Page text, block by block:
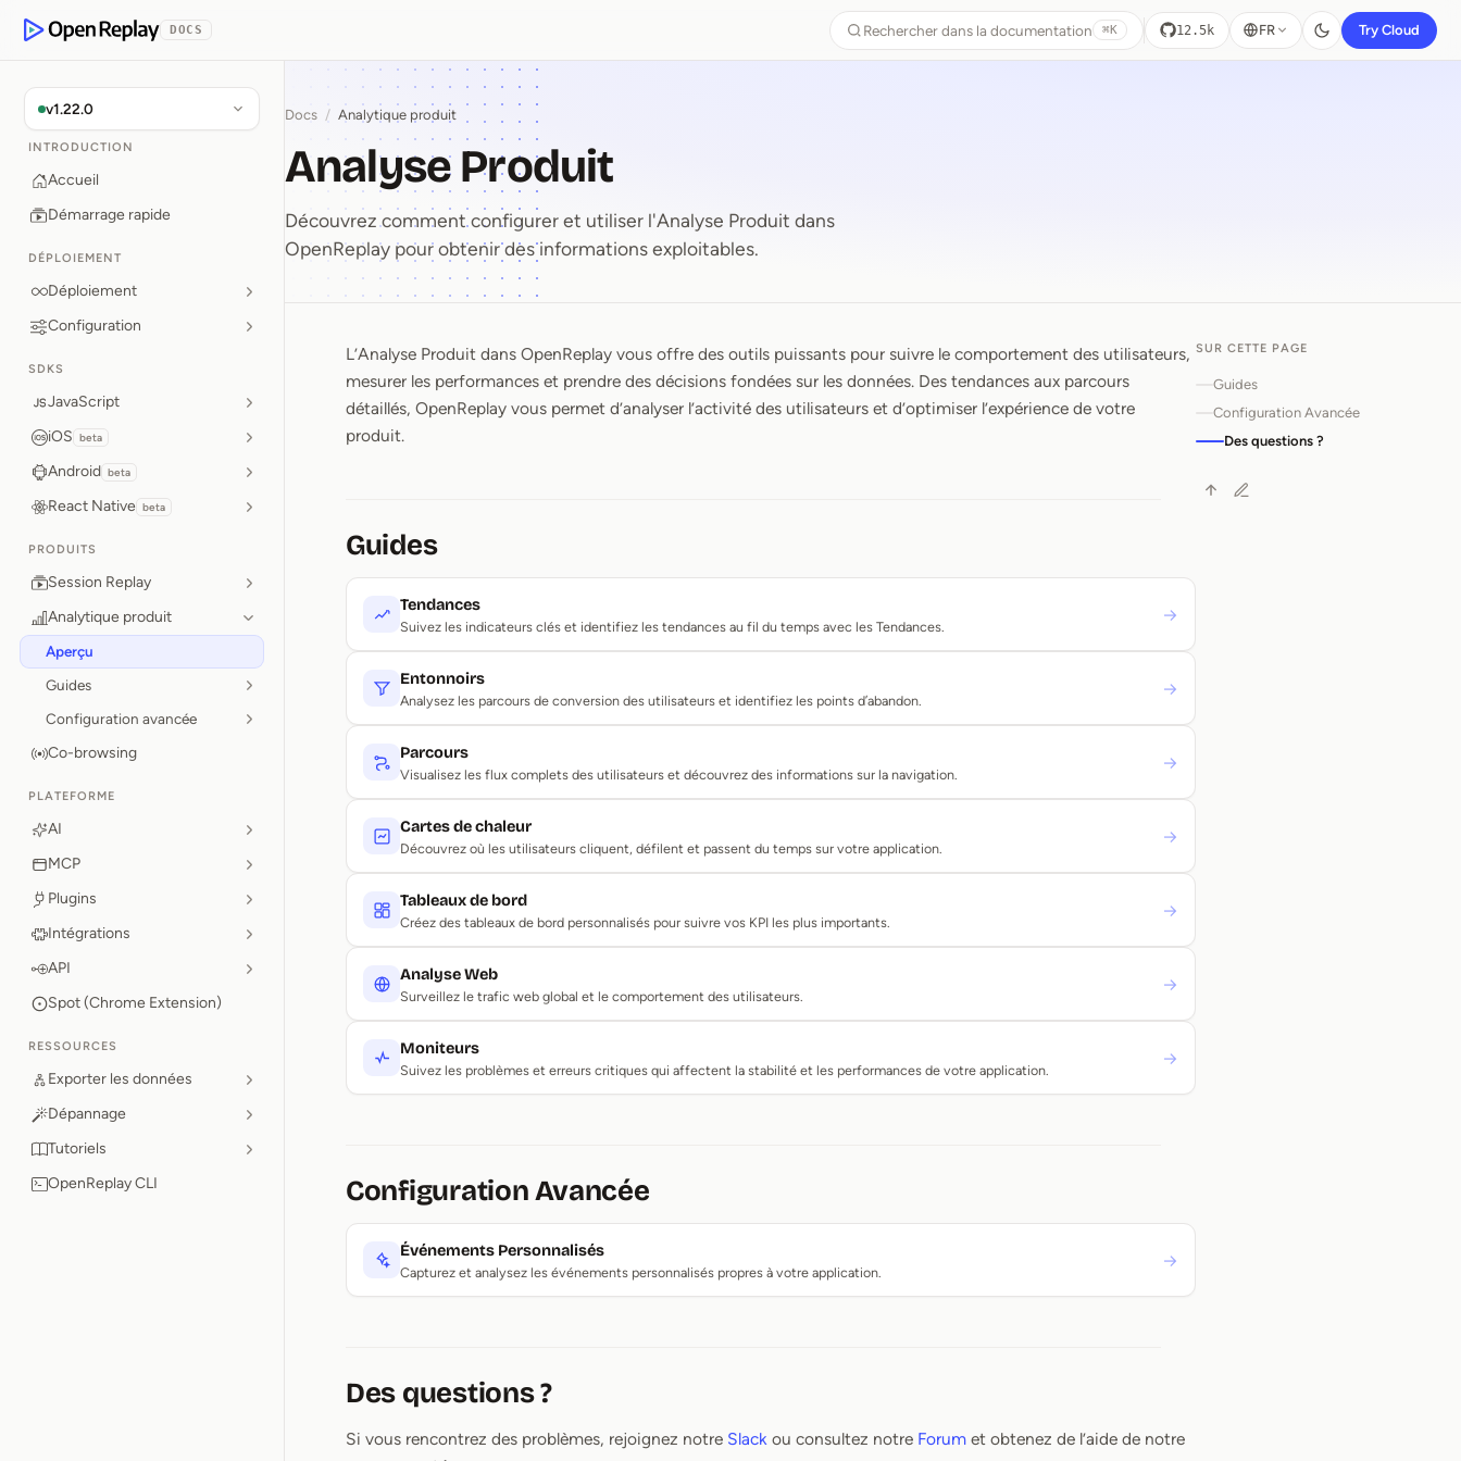
OpenReplay
DOCS Rechercher dans la documentation ⌘K 12.5k FR Try Cloud
v1.22.0
INTRODUCTION
Accueil
Démarrage rapide
DÉPLOIEMENT
Déploiement
Configuration
SDKS
JavaScript
iOS beta
Android beta
React Native beta
PRODUITS
Session Replay
Analytique produit
Aperçu
Guides
Configuration avancée
Co-browsing
PLATEFORME
AI
MCP
Plugins
Intégrations
API
Spot (Chrome Extension)
RESSOURCES
Exporter les données
Dépannage
Tutoriels
OpenReplay CLI
Docs / Analytique produit
Analyse Produit
Découvrez comment configurer et utiliser l'Analyse Produit dans
OpenReplay pour obtenir des informations exploitables.
Analyse Produit
L’Analyse Produit dans OpenReplay vous offre des outils puissants pour suivre le comportement des utilisateurs,
mesurer les performances et prendre des décisions fondées sur les données. Des tendances aux parcours
détaillés, OpenReplay vous permet d’analyser l’activité des utilisateurs et d’optimiser l’expérience de votre
produit.
Guides
Tendances
Suivez les indicateurs clés et identifiez les tendances au fil du temps avec les Tendances.
→
Entonnoirs
Analysez les parcours de conversion des utilisateurs et identifiez les points d’abandon.
→
Parcours
Visualisez les flux complets des utilisateurs et découvrez des informations sur la navigation.
→
Cartes de chaleur
Découvrez où les utilisateurs cliquent, défilent et passent du temps sur votre application.
→
Tableaux de bord
Créez des tableaux de bord personnalisés pour suivre vos KPI les plus importants.
→
Analyse Web
Surveillez le trafic web global et le comportement des utilisateurs.
→
Moniteurs
Suivez les problèmes et erreurs critiques qui affectent la stabilité et les performances de votre application.
→
Configuration Avancée
Événements Personnalisés
Capturez et analysez les événements personnalisés propres à votre application.
→
Des questions ?
Si vous rencontrez des problèmes, rejoignez notre Slack ou consultez notre Forum et obtenez de l’aide de notre
SUR CETTE PAGE
Guides
Configuration Avancée
Des questions ?